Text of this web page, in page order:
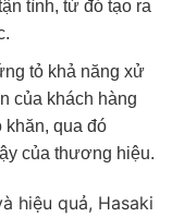
tình, từ đó tạo ra
tỏ khả năng xử
của khách hàng
khăn, qua đó
của thương hiệu.
hiệu quả, Hasaki